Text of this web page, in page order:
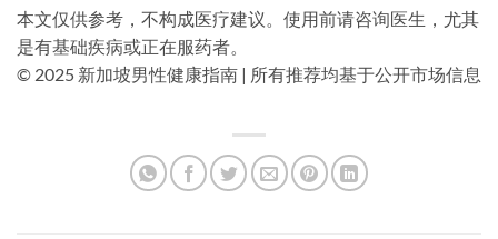
本文仅供参考，不构成医疗建议。使用前请咨询医生，尤其
是有基础疾病或正在服药者。
© 2025 新加坡男性健康指南 | 所有推荐均基于公开市场信息